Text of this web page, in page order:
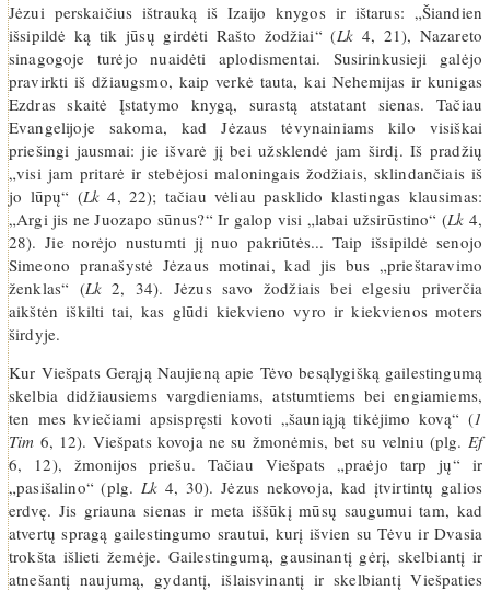
Jėzui perskaičius ištrauką iš Izaijo knygos ir ištarus: „Šiandien
išsipildė ką tik jūsų girdėti Rašto žodžiai“ (Lk4, 21), Nazareto
sinagogoje turėjo nuaidėti aplodismentai. Susirinkusieji galėjo
pravirkti iš džiaugsmo, kaip verkė tauta, kai Nehemijas ir kunigas
Ezdras skaitė Įstatymo knygą, surastą atstatant sienas. Tačiau
Evangelijoje sakoma, kad Jėzaus tėvynainiams kilo visiškai
priešingi jausmai: jie išvarė jį bei užsklendė jam širdį. Iš pradžių
„visi jam pritarė ir stebėjosi maloningais žodžiais, sklindančiais iš
jo lūpų“ (Lk 4, 22); tačiau vėliau pasklido klastingas klausimas:
„Argi jis ne Juozapo sūnus?“ Ir galop visi „labai užsirūstino“ (Lk 4,
28). Jie norėjo nustumti jį nuo pakriūtės... Taip išsipildė senojo
Simeono pranašystė Jėzaus motinai, kad jis bus „prieštaravimo
ženklas“ (Lk 2, 34). Jėzus savo žodžiais bei elgesiu priverčia
aikštėn iškilti tai, kas glūdi kiekvieno vyro ir kiekvienos moters
širdyje.
Kur Viešpats Gerąją Naujieną apie Tėvo besąlygišką gailestingumą
skelbia didžiausiems vargdieniams, atstumtiems bei engiamiems,
ten mes kviečiami apsispręsti kovoti „šauniąją tikėjimo kovą“ (1
Tim 6, 12). Viešpats kovoja ne su žmonėmis, bet su velniu (plg. Ef
6, 12), žmonijos priešu. Tačiau Viešpats „praėjo tarp jų“ ir
„pasišalino“ (plg. Lk 4, 30). Jėzus nekovoja, kad įtvirtintų galios
erdvę. Jis griauna sienas ir meta iššūkį mūsų saugumui tam, kad
atvertų spragą gailestingumo srautui, kurį išvien su Tėvu ir Dvasia
trokšta išlieti žemėje. Gailestingumą, gausinantį gėrį, skelbiantį ir
atnešantį naujumą, gydantį, išlaisvinantį ir skelbiantį Viešpaties